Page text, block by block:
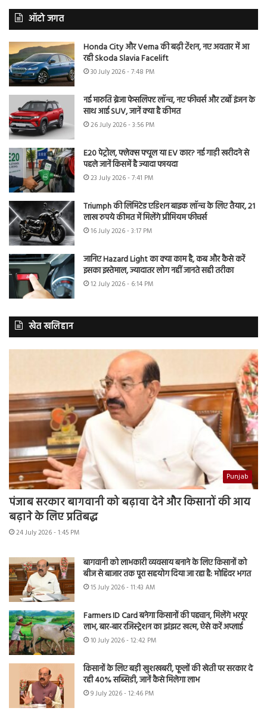
ऑटो जगत
Honda City और Verna की बढ़ी टेंशन, नए अवतार में आ
रही Skoda Slavia Facelift
30 July 2026 - 7:48 PM
नई मारुति ब्रेजा फेसलिफ्ट लॉन्च, नए फीचर्स और टर्बो इंजन के
साथ आई SUV, जानें क्या है कीमत
26 July 2026 - 3:56 PM
E20 पेट्रोल, फ्लेक्स फ्यूल या EV कार? नई गाड़ी खरीदने से
पहले जानें किसमें है ज्यादा फायदा
23 July 2026 - 7:41 PM
Triumph की लिमिटेड एडिशन बाइक लॉन्च के लिए तैयार, 21
लाख रुपये कीमत में मिलेंगे प्रीमियम फीचर्स
16 July 2026 - 3:17 PM
जानिए Hazard Light का क्या काम है, कब और कैसे करें
इसका इस्तेमाल, ज्यादातर लोग नहीं जानते सही तरीका
12 July 2026 - 6:14 PM
खेत खलिहान
Punjab
पंजाब सरकार बागवानी को बढ़ावा देने और किसानों की आय
बढ़ाने के लिए प्रतिबद्ध
24 July 2026 - 1:45 PM
बागवानी को लाभकारी व्यवसाय बनाने के लिए किसानों को
बीज से बाजार तक पूरा सहयोग दिया जा रहा है: मोहिंदर भगत
15 July 2026 - 11:43 AM
Farmers ID Card बनेगा किसानों की पहचान, मिलेंगे भरपूर
लाभ, बार-बार रजिस्ट्रेशन का झंझट खत्म, ऐसे करें अप्लाई
10 July 2026 - 12:42 PM
किसानों के लिए बड़ी खुशखबरी, फूलों की खेती पर सरकार दे
रही 40% सब्सिडी, जानें कैसे मिलेगा लाभ
9 July 2026 - 12:46 PM